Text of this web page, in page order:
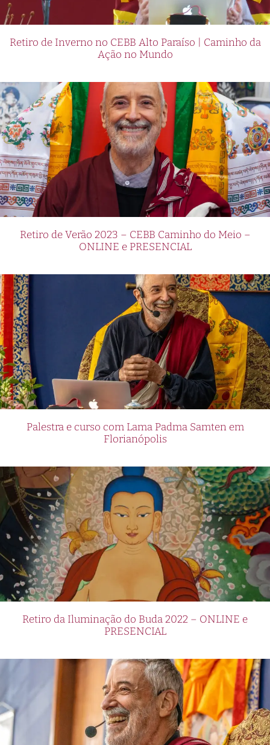
Retiro de Inverno no CEBB Alto Paraíso | Caminho da
Ação no Mundo
Retiro de Verão 2023 – CEBB Caminho do Meio –
ONLINE e PRESENCIAL
Palestra e curso com Lama Padma Samten em
Florianópolis
Retiro da Iluminação do Buda 2022 – ONLINE e
PRESENCIAL